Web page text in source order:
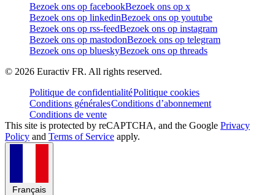
Bezoek ons op facebookBezoek ons op x
Bezoek ons op linkedinBezoek ons op youtube
Bezoek ons op rss-feedBezoek ons op instagram
Bezoek ons op mastodonBezoek ons op telegram
Bezoek ons op blueskyBezoek ons op threads
© 2026 Euractiv FR. All rights reserved.
Politique de confidentialitéPolitique cookies
Conditions généralesConditions d’abonnement
Conditions de vente
This site is protected by reCAPTCHA, and the Google Privacy
Policy and Terms of Service apply.
Français